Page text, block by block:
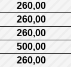
260,00
260,00
260,00
500,00
260,00